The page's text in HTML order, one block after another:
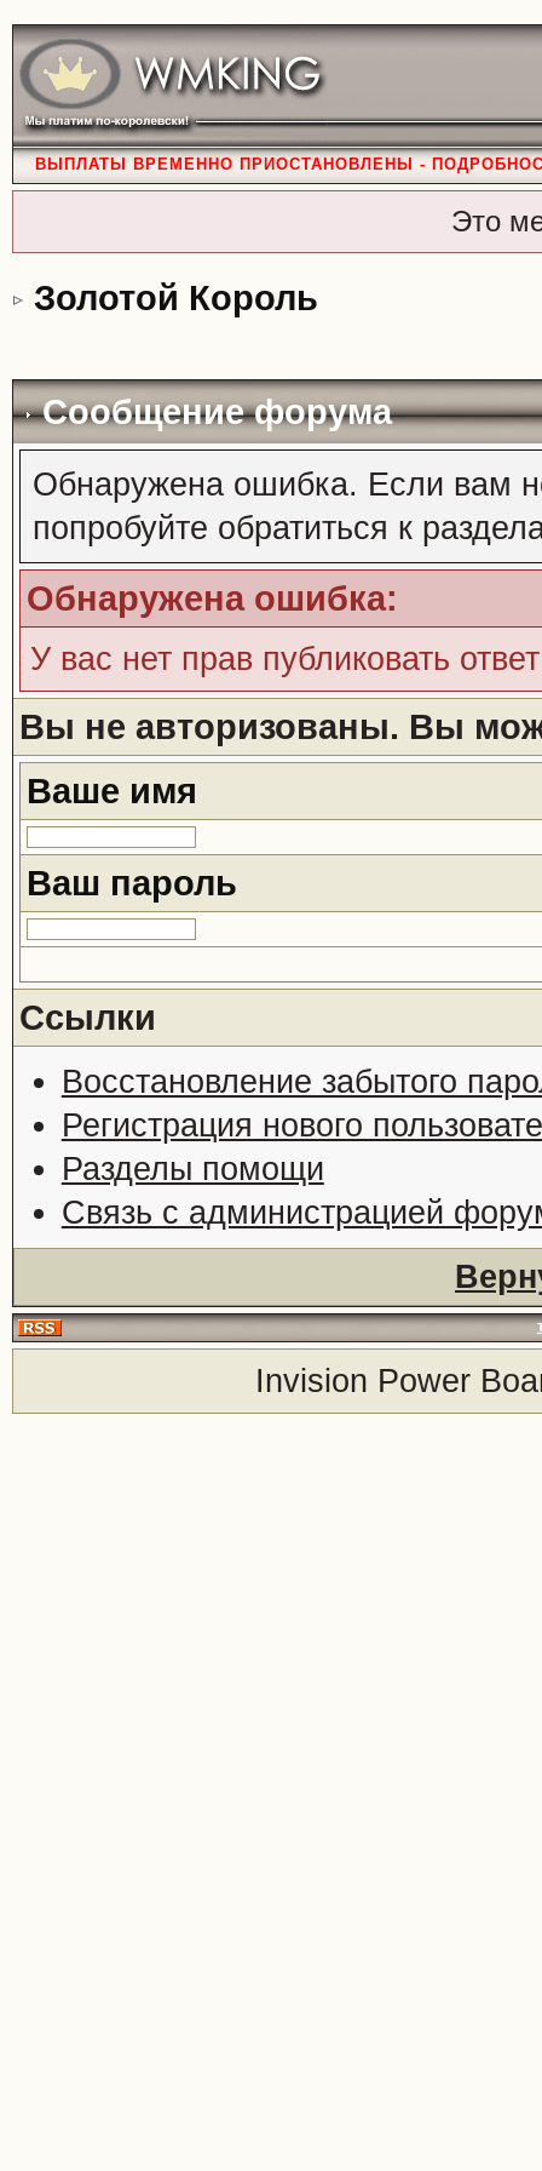
ВЫПЛАТЫ ВРЕМЕННО ПРИОСТАНОВЛЕНЫ -
Это
Золотой Король
Сообщение форума
Обнаружена ошибка. Если вам
попробуйте обратиться к
Обнаружена ошибка:
У вас нет прав публиковать
Вы не авторизованы. Вы
Ваше имя
Ваш пароль
Ссылки
Восстановление забытого
Регистрация нового
Разделы помощи
Связь с администрацией
Invision Power